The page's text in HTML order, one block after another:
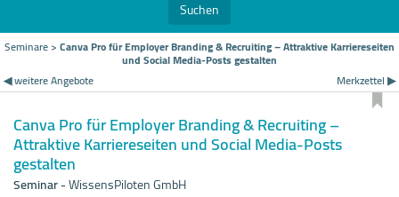
Suchen
Seminare>Canva Pro für Employer Branding & Recruiting – Attraktive Karriereseiten
und Social Media-Posts gestalten
◀ weitere Angebote
Merkzettel ▶
Canva Pro für Employer Branding & Recruiting –
Attraktive Karriereseiten und Social Media-Posts
gestalten
Seminar-WissensPiloten GmbH